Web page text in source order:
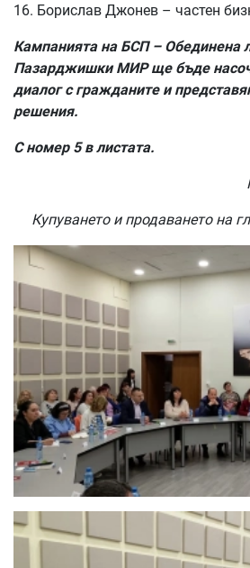
16. Борислав Джонев – частен
Кампанията на БСП – Обединена
Пазарджишки МИР ще бъде
диалог с гражданите и
решения.
С номер 5 в листата.
Купуването и продаването на